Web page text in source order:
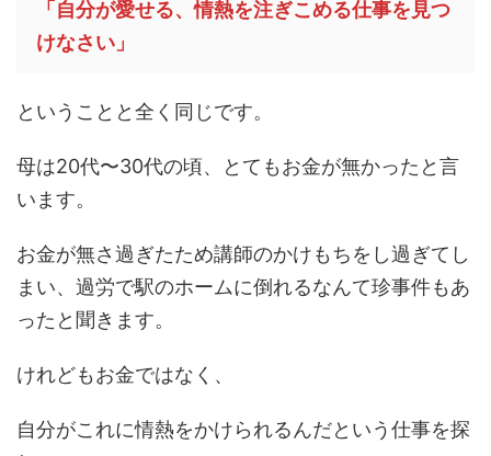
「自分が愛せる、情熱を注ぎこめる仕事を見つ
けなさい」
ということと全く同じです。
母は20代〜30代の頃、とてもお金が無かったと言
います。
お金が無さ過ぎたため講師のかけもちをし過ぎてし
まい、過労で駅のホームに倒れるなんて珍事件もあ
ったと聞きます。
けれどもお金ではなく、
自分がこれに情熱をかけられるんだという仕事を探